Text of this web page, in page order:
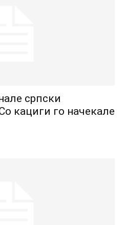
српски
кациги го начекале